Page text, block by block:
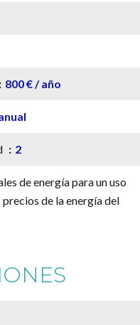
800 € / año
2
de energía para un uso
de la energía del